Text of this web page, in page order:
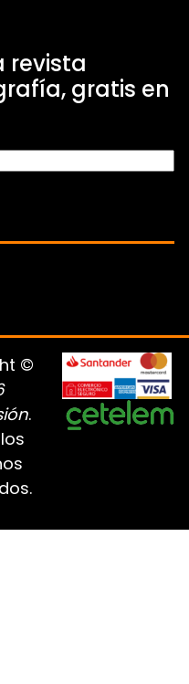
revista
gratis en
©
.